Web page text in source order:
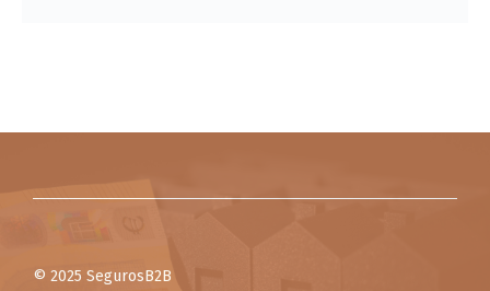
© 2025 SegurosB2B